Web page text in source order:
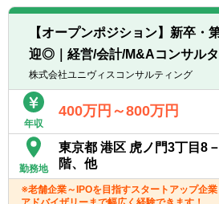
■監査法人や会計事
■事業会社での経理
■公認会計士資格保
■Excel、PPT、
■マーケティング・
■株主/ファンド向け
グ
■コーポレートファ
▽会計コンサルティ
■決算早期化支援
■基幹システム導入
■内部統制構築支援
【オープンポジション】新卒・
迎◎｜経営/会計/M&Aコンサルタ
株式会社ユニヴィスコンサルティング
年収
400万円～800万円
勤務地
東京都 港区 虎ノ門3丁目8
階、他
※老舗企業～IPOを目指すスタートアップ企